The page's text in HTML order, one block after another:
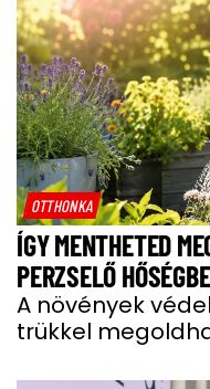
OTTHONKA
ÍGY MENTHETED
PERZSELŐ
A növények
trükkel